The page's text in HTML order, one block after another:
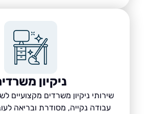
ניקיון משרדים
שירותי ניקיון משרדים מקצועיים לשמירה
עבודה נקייה, מסודרת ובריאה לעובדים